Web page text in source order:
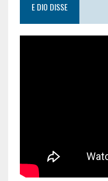
E DIO DISSE